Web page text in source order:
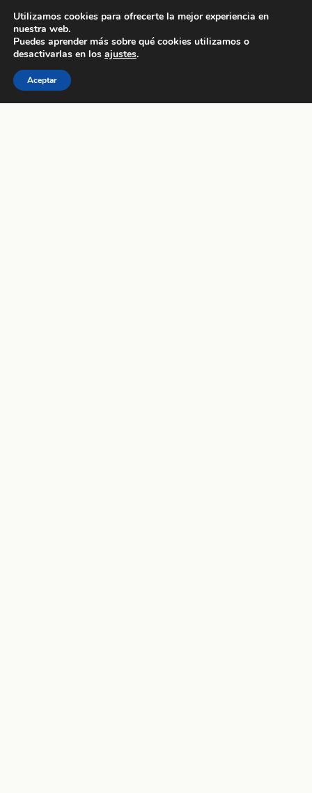
Utilizamos cookies para ofrecerte la mejor experiencia en
nuestra web.
Puedes aprender más sobre qué cookies utilizamos o
desactivarlas en los ajustes.
Aceptar